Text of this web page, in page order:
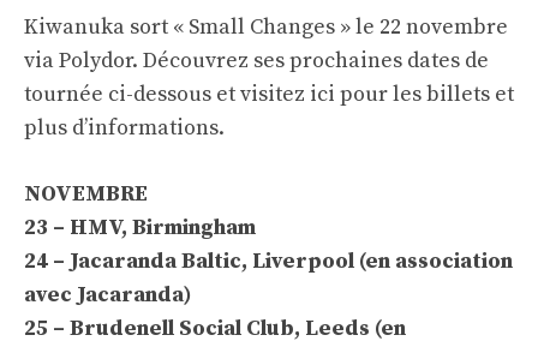
Kiwanuka sort « Small Changes » le 22 novembre
via Polydor. Découvrez ses prochaines dates de
tournée ci-dessous et visitez ici pour les billets et
plus d’informations.
NOVEMBRE
23 – HMV, Birmingham
24 – Jacaranda Baltic, Liverpool (en association
avec Jacaranda)
25 – Brudenell Social Club, Leeds (en